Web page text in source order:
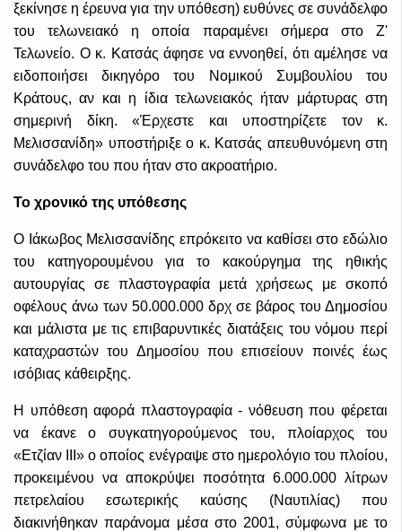
ξεκίνησε η έρευνα για την υπόθεση) ευθύνες σε συνάδελφο
του τελωνειακό η οποία παραμένει σήμερα στο Ζ'
Τελωνείο. Ο κ. Κατσάς άφησε να εννοηθεί, ότι αμέλησε να
ειδοποιήσει δικηγόρο του Νομικού Συμβουλίου του
Κράτους, αν και η ίδια τελωνειακός ήταν μάρτυρας στη
σημερινή δίκη. «Έρχεστε και υποστηρίζετε τον κ.
Μελισσανίδη» υποστήριξε ο κ. Κατσάς απευθυνόμενη στη
συνάδελφο του που ήταν στο ακροατήριο.
Το χρονικό της υπόθεσης
Ο Ιάκωβος Μελισσανίδης επρόκειτο να καθίσει στο εδώλιο
του κατηγορουμένου για το κακούργημα της ηθικής
αυτουργίας σε πλαστογραφία μετά χρήσεως με σκοπό
οφέλους άνω των 50.000.000 δρχ σε βάρος του Δημοσίου
και μάλιστα με τις επιβαρυντικές διατάξεις του νόμου περί
καταχραστών του Δημοσίου που επισείουν ποινές έως
ισόβιας κάθειρξης.
Η υπόθεση αφορά πλαστογραφία - νόθευση που φέρεται
να έκανε ο συγκατηγορούμενος του, πλοίαρχος του
«Ετζίαν ΙΙΙ» ο οποίος ενέγραψε στο ημερολόγιο του πλοίου,
προκειμένου να αποκρύψει ποσότητα 6.000.000 λίτρων
πετρελαίου εσωτερικής καύσης (Ναυτιλίας) που
διακινήθηκαν παράνομα μέσα στο 2001, σύμφωνα με το